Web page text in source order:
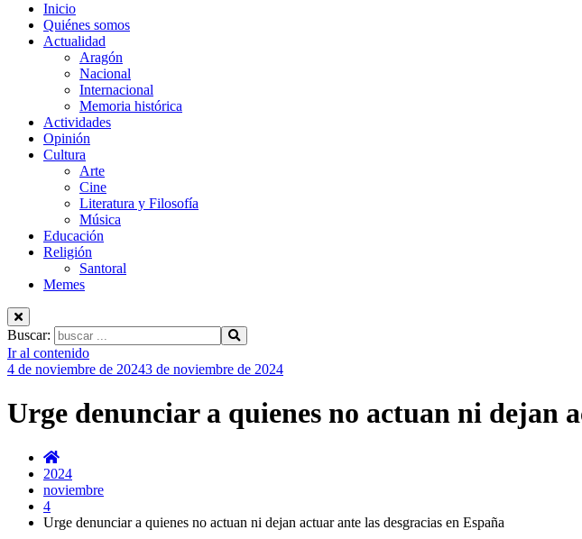
Inicio
Quiénes somos
Actualidad
Aragón
Nacional
Internacional
Memoria histórica
Actividades
Opinión
Cultura
Arte
Cine
Literatura y Filosofía
Música
Educación
Religión
Santoral
Memes
Buscar:
Ir al contenido
4 de noviembre de 20243 de noviembre de 2024
Urge denunciar a quienes no actuan ni dejan
2024
noviembre
4
Urge denunciar a quienes no actuan ni dejan actuar ante las desgracias en España